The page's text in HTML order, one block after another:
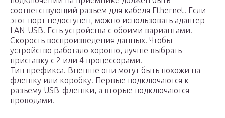
соответствующий разъем для кабеля Ethernet. Если
этот порт недоступен, можно использовать адаптер
LAN-USB. Есть устройства с обоими вариантами.
Скорость воспроизведения данных. Чтобы
устройство работало хорошо, лучше выбрать
приставку с 2 или 4 процессорами.
Тип префикса. Внешне они могут быть похожи на
флешку или коробку. Первые подключаются к
разъему USB-флешки, а вторые подключаются
проводами.